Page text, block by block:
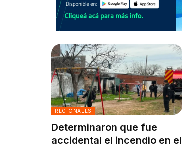
REGIONALES
Determinaron que fue
accidental el incendio en el